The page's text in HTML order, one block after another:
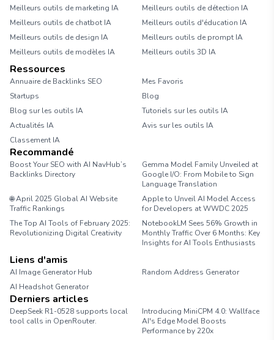
Meilleurs outils de marketing IA
Meilleurs outils de détection IA
Meilleurs outils de chatbot IA
Meilleurs outils d'éducation IA
Meilleurs outils de design IA
Meilleurs outils de prompt IA
Meilleurs outils de modèles IA
Meilleurs outils 3D IA
Ressources
Annuaire de Backlinks SEO
Mes Favoris
Startups
Blog
Blog sur les outils IA
Tutoriels sur les outils IA
Actualités IA
Avis sur les outils IA
Classement IA
Recommandé
Boost Your SEO with AI NavHub’s
Backlinks Directory
Gemma Model Family Unveiled at
Google I/O: From Mobile to Sign
Language Translation
🌐 April 2025 Global AI Website
Traffic Rankings
Apple to Unveil AI Model Access
for Developers at WWDC 2025
The Top AI Tools of February 2025:
Revolutionizing Digital Creativity
NotebookLM Sees 56% Growth in
Monthly Traffic Over 6 Months: Key
Insights for AI Tools Enthusiasts
Liens d'amis
AI Image Generator Hub
Random Address Generator
AI Headshot Generator
Derniers articles
DeepSeek R1-0528 supports local
tool calls in OpenRouter.
Introducing MiniCPM 4.0: Wallface
AI's Edge Model Boosts
Performance by 220x